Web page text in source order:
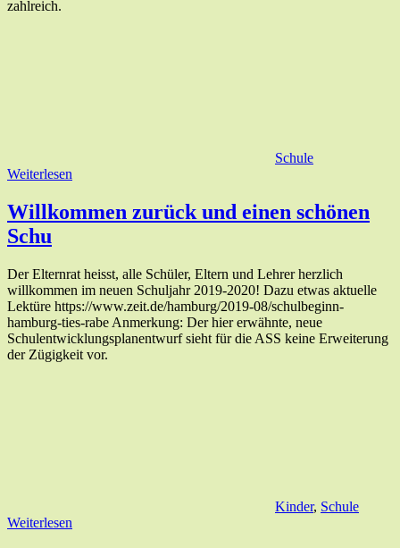
zahlreich.
Schule
Weiterlesen
Willkommen zurück und einen schönen
Schu
Der Elternrat heisst, alle Schüler, Eltern und Lehrer herzlich
willkommen im neuen Schuljahr 2019-2020! Dazu etwas aktuelle
Lektüre https://www.zeit.de/hamburg/2019-08/schulbeginn-
hamburg-ties-rabe Anmerkung: Der hier erwähnte, neue
Schulentwicklungsplanentwurf sieht für die ASS keine Erweiterung
der Zügigkeit vor.
Kinder, Schule
Weiterlesen